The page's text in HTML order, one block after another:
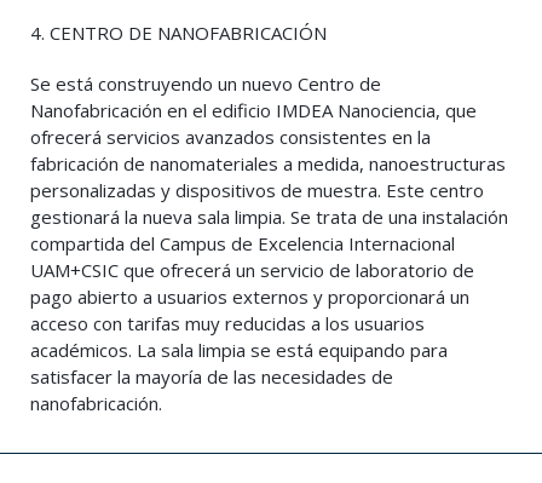
4. CENTRO DE NANOFABRICACIÓN
Se está construyendo un nuevo Centro de
Nanofabricación en el edificio IMDEA Nanociencia, que
ofrecerá servicios avanzados consistentes en la
fabricación de nanomateriales a medida, nanoestructuras
personalizadas y dispositivos de muestra. Este centro
gestionará la nueva sala limpia. Se trata de una instalación
compartida del Campus de Excelencia Internacional
UAM+CSIC que ofrecerá un servicio de laboratorio de
pago abierto a usuarios externos y proporcionará un
acceso con tarifas muy reducidas a los usuarios
académicos. La sala limpia se está equipando para
satisfacer la mayoría de las necesidades de
nanofabricación.